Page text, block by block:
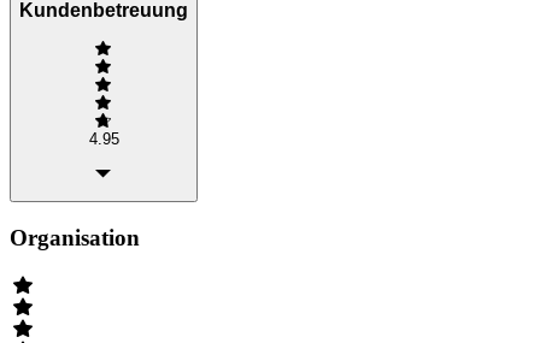
Kundenbetreuung
4.95
Organisation